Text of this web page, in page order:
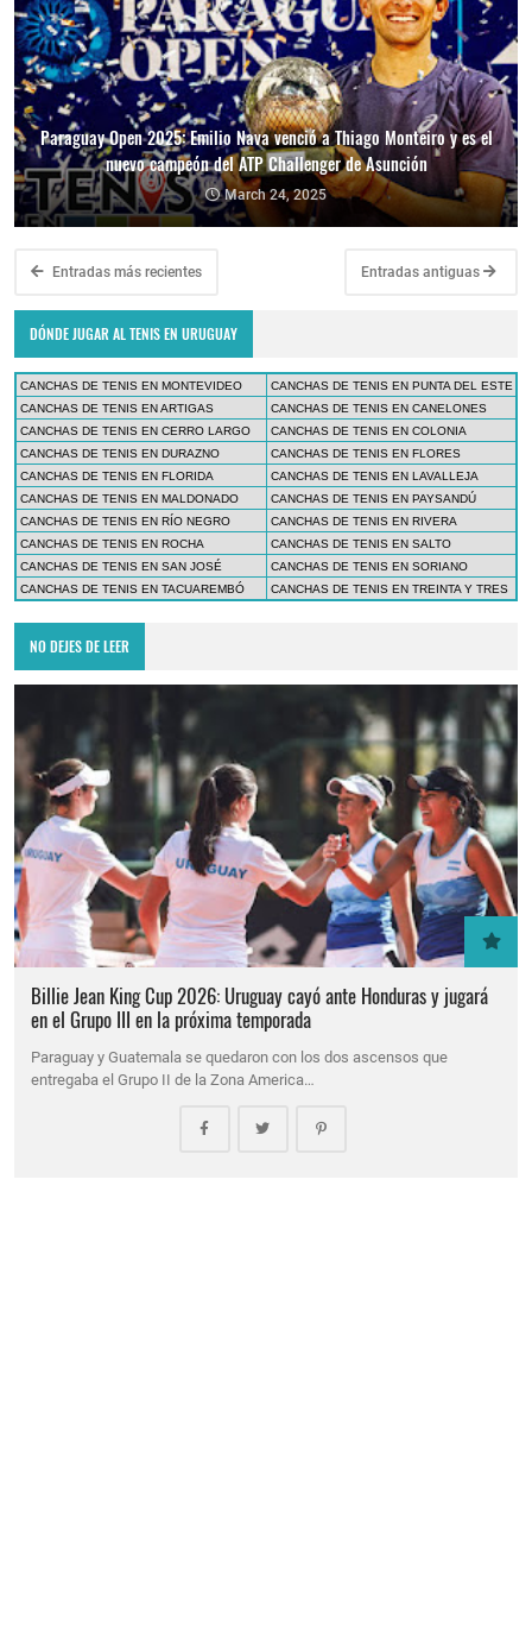
Paraguay Open 2025: Emilio Nava venció a Thiago Monteiro y es el
nuevo campeón del ATP Challenger de Asunción
March 24, 2025
Entradas más recientes Entradas antiguas
DÓNDE JUGAR AL TENIS EN URUGUAY
CANCHAS DE TENIS EN MONTEVIDEO
CANCHAS DE TENIS EN PUNTA DEL ESTE
CANCHAS DE TENIS EN ARTIGAS
CANCHAS DE TENIS EN CANELONES
CANCHAS DE TENIS EN CERRO LARGO
CANCHAS DE TENIS EN COLONIA
CANCHAS DE TENIS EN DURAZNO
CANCHAS DE TENIS EN FLORES
CANCHAS DE TENIS EN FLORIDA
CANCHAS DE TENIS EN LAVALLEJA
CANCHAS DE TENIS EN MALDONADO
CANCHAS DE TENIS EN PAYSANDÚ
CANCHAS DE TENIS EN RÍO NEGRO
CANCHAS DE TENIS EN RIVERA
CANCHAS DE TENIS EN ROCHA
CANCHAS DE TENIS EN SALTO
CANCHAS DE TENIS EN SAN JOSÉ
CANCHAS DE TENIS EN SORIANO
CANCHAS DE TENIS EN TACUAREMBÓ
CANCHAS DE TENIS EN TREINTA Y TRES
NO DEJES DE LEER
Billie Jean King Cup 2026: Uruguay cayó ante Honduras y jugará
en el Grupo III en la próxima temporada
Paraguay y Guatemala se quedaron con los dos ascensos que
entregaba el Grupo II de la Zona America…